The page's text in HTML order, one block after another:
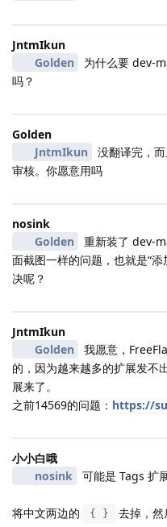
JntmIkun
Golden
为什么要 dev-
吗？
Golden
JntmIkun
没翻译完，
审核。你愿意用吗
nosink
Golden
重新装了 dev-
面截图一样的问题，也就是“
决呢？
JntmIkun
Golden
我愿意，
的，因为越来越多的扩展发不
展来了。
之前14569的问题： https://
小小白哦
nosink
可能是 Tags 扩
将中文两边的 { } 去掉，然